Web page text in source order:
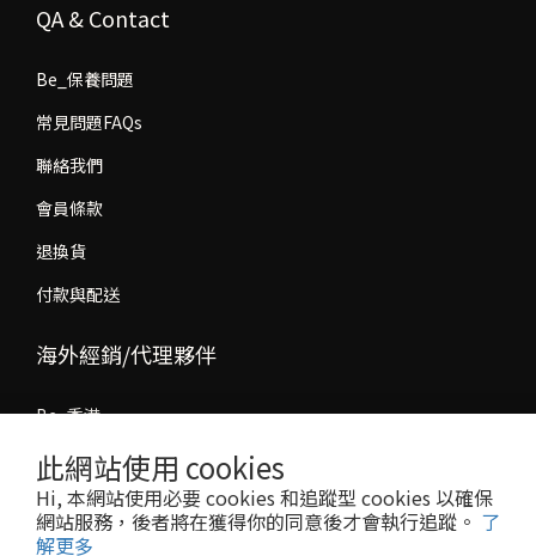
此網站使用 cookies
Hi, 本網站使用必要 cookies 和追蹤型 cookies 以確保
網站服務，後者將在獲得你的同意後才會執行追蹤。 了
解更多
QA & Contact
Be_保養問題
常見問題FAQs
聯絡我們
會員條款
退換貨
付款與配送
海外經銷/代理夥伴
Be_香港
Be_馬來西亞
經銷/代理合作洽談